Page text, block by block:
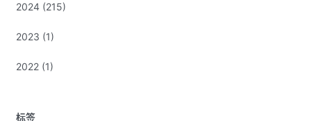
2024 (215)
2023 (1)
2022 (1)
标签